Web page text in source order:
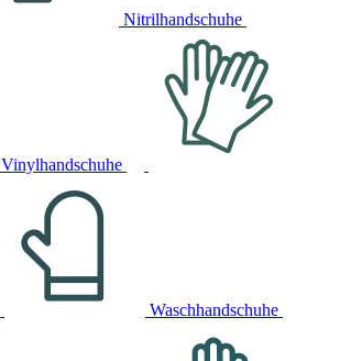
Nitrilhandschuhe
Vinylhandschuhe
Waschhandschuhe